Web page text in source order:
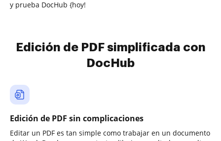
y prueba DocHub {hoy!
Edición de PDF simplificada con
DocHub
Edición de PDF sin complicaciones
Editar un PDF es tan simple como trabajar en un documento